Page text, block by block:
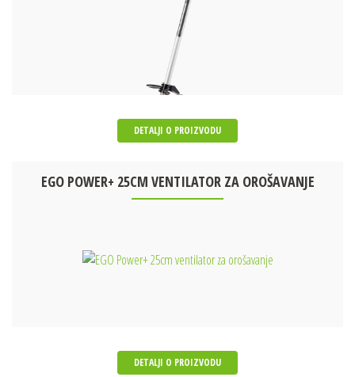
DETALJI O PROIZVODU
EGO POWER+ 25CM VENTILATOR ZA OROŠAVANJE
DETALJI O PROIZVODU